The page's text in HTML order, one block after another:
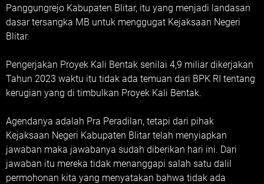
Panggungrejo Kabupaten Blitar, itu yang menjadi landasan
dasar tersangka MB untuk menggugat Kejaksaan Negeri
Blitar.
Pengerjakan Proyek Kali Bentak senilai 4,9 miliar dikerjakan
Tahun 2023 waktu itu tidak ada temuan dari BPK RI tentang
kerugian yang di timbulkan Proyek Kali Bentak.
Agendanya adalah Pra Peradilan, tetapi dari pihak
Kejaksaan Negeri Kabupaten Blitar telah menyiapkan
jawaban maka jawabanya sudah diberikan hari ini. Dari
jawaban itu mereka tidak menanggapi salah satu dalil
permohonan kita yang menyatakan bahwa tidak ada